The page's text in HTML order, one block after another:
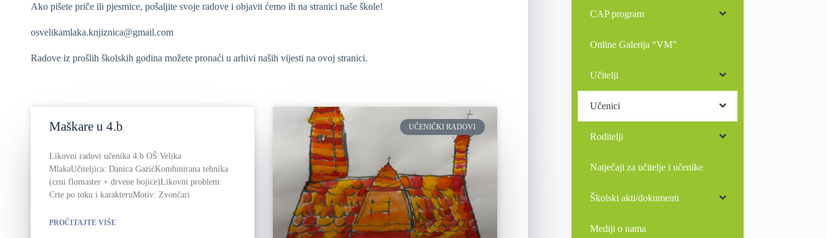
Ako pišete priče ili pjesmice, pošaljite svoje radove i objavit ćemo ih na stranici naše škole!
osvelikamlaka.knjiznica@gmail.com
Radove iz prošlih školskih godina možete pronaći u arhivi naših vijesti na ovoj stranici.
Maškare u 4.b
Likovni radovi učenika 4.b OŠ Velika
MlakaUčiteljica: Danica GazićKombinirana tehnika
(crni flomaster + drvene bojice)Likovni problem:
Crte po toku i karakteruMotiv: Zvončari
PROČITAJTE VIŠE
UČENIČKI RADOVI
CAP program
Online Galerija “VM”
Učitelji
Učenici
Roditelji
Natječaji za učitelje i učenike
Školski akti/dokumenti
Mediji o nama